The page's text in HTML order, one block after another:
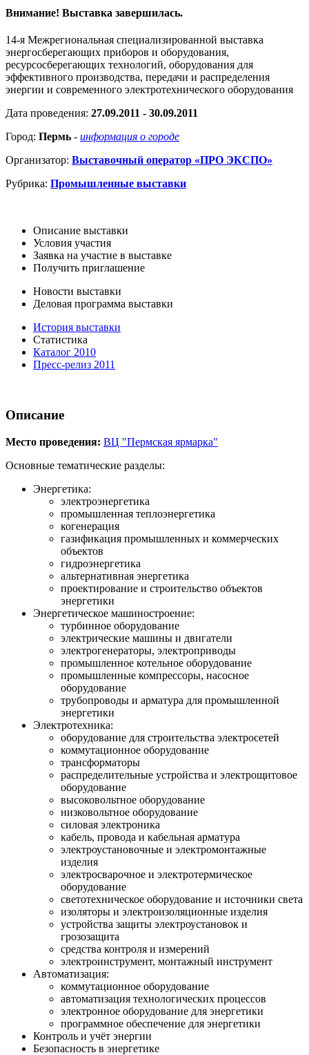
Внимание! Выставка завершилась.
14-я Межрегиональная специализированной выставка
энергосберегающих приборов и оборудования,
ресурсосберегающих технологий, оборудования для
эффективного производства, передачи и распределения
энергии и современного электротехнического оборудования
Дата проведения: 27.09.2011 - 30.09.2011
Город: Пермь - информация о городе
Организатор: Выставочный оператор «ПРО ЭКСПО»
Рубрика: Промышленные выставки
Описание выставки
Условия участия
Заявка на участие в выставке
Получить приглашение
Новости выставки
Деловая программа выставки
История выставки
Статистика
Каталог 2010
Пресс-релиз 2011
Описание
Место проведения: ВЦ "Пермская ярмарка"
Основные тематические разделы:
Энергетика:
электроэнергетика
промышленная теплоэнергетика
когенерация
газификация промышленных и коммерческих
объектов
гидроэнергетика
альтернативная энергетика
проектирование и строительство объектов
энергетики
Энергетическое машиностроение:
турбинное оборудование
электрические машины и двигатели
электрогенераторы, электроприводы
промышленное котельное оборудование
промышленные компрессоры, насосное
оборудование
трубопроводы и арматура для промышленной
энергетики
Электротехника:
оборудование для строительства электросетей
коммутационное оборудование
трансформаторы
распределительные устройства и электрощитовое
оборудование
высоковольтное оборудование
низковольтное оборудование
силовая электроника
кабель, провода и кабельная арматура
электроустановочные и электромонтажные
изделия
электросварочное и электротермическое
оборудование
светотехническое оборудование и источники света
изоляторы и электроизоляционные изделия
устройства защиты электроустановок и
грозозащита
средства контроля и измерений
электроинструмент, монтажный инструмент
Автоматизация:
коммутационное оборудование
автоматизация технологических процессов
электронное оборудование для энергетики
программное обеспечение для энергетики
Контроль и учёт энергии
Безопасность в энергетике